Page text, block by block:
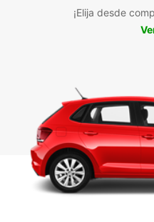
¡Elija desde